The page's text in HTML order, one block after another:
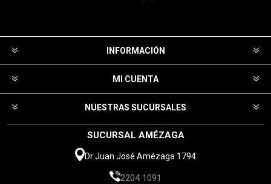
INFORMACIÓN
MI CUENTA
NUESTRAS SUCURSALES
SUCURSAL AMÉZAGA
Dr Juan José Amézaga 1794
2204 1091